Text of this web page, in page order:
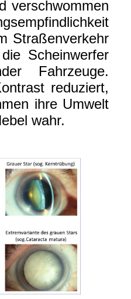
verschwommen
Straßenverkehr
Scheinwerfer
Fahrzeuge.
reduziert,
ihre Umwelt
wahr.